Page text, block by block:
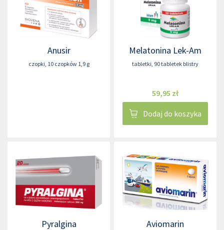
Anusir
czopki, 10 czopków 1,9 g
Melatonina Lek-Am
tabletki, 90 tabletek blistry
59,95 zł
Dodaj do koszyka
Pyralgina Aviomarin